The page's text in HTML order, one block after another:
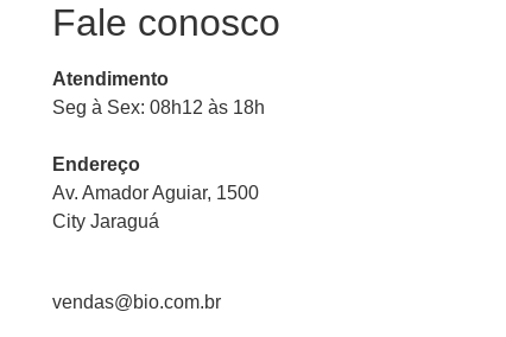
Fale conosco
Atendimento
Seg à Sex: 08h12 às 18h
Endereço
Av. Amador Aguiar, 1500
City Jaraguá
vendas@bio.com.br